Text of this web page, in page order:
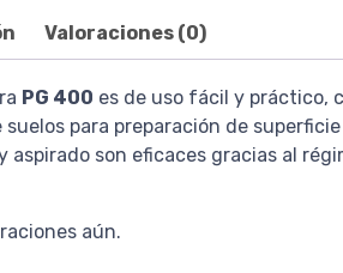
Valoraciones (0)
PG 400 es de uso fácil y práctico,
suelos para preparación de
aspirado son eficaces gracias al
aún.